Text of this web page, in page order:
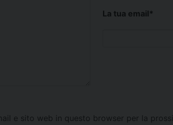
La tua email*
e sito web in questo browser per la